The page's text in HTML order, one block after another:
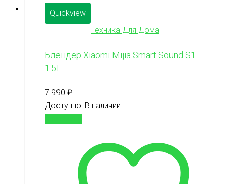
Quickview
Техника Для Дома
Блендер Xiaomi Mijia Smart Sound S1
1.5L
7 990 ₽
Доступно: В наличии